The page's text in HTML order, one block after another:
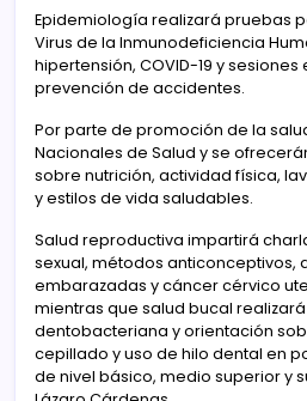
Epidemiología realizará pruebas
Virus de la Inmunodeficiencia
hipertensión, COVID-19 y
prevención de accidentes.
Por parte de promoción de la
Nacionales de Salud y se
sobre nutrición, actividad física,
y estilos de vida saludables.
Salud reproductiva impartirá
sexual, métodos anticonceptivos,
embarazadas y cáncer cérvico
mientras que salud bucal
dentobacteriana y orientación
cepillado y uso de hilo dental en
de nivel básico, medio superior y